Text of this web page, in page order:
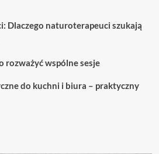
Dlaczego naturoterapeuci szukają
rozważyć wspólne sesje
do kuchni i biura – praktyczny